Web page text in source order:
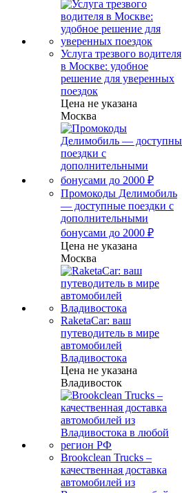
Услуга трезвого водителя
в Москве: удобное
решение для уверенных
поездок
Цена не указана
Москва
Промокоды Делимобиль
— доступные поездки с
дополнительными
бонусами до 2000 ₽
Цена не указана
Москва
RaketaCar: ваш
путеводитель в мире
автомобилей
Владивостока
Цена не указана
Владивосток
Brookclean Trucks –
качественная доставка
автомобилей из